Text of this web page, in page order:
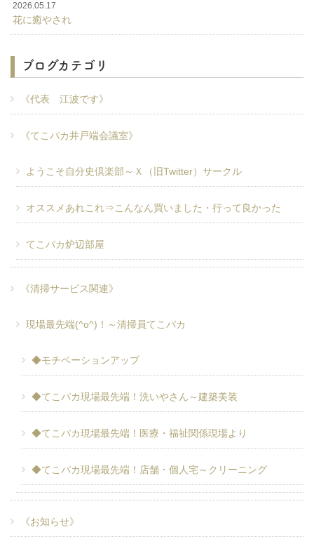
2026.05.17
花に癒やされ
ブログカテゴリ
《代表 江波です》
《てこパカ井戸端会議室》
ようこそ自分史倶楽部～Ｘ（旧Twitter）サークル
オススメあれこれ⇒こんなん買いました・行って良かった
てこパカ炉辺部屋
《清掃サービス関連》
現場最先端(^o^)！～清掃員てこパカ
◆モチベーションアップ
◆てこパカ現場最先端！洗いやさん～建築美装
◆てこパカ現場最先端！医療・福祉関係現場より
◆てこパカ現場最先端！店舗・個人宅～クリーニング
《お知らせ》